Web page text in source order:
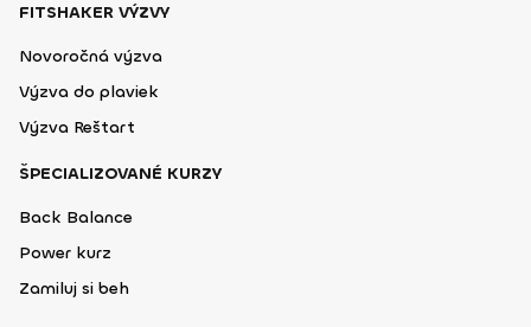
FITSHAKER VÝZVY
Novoročná výzva
Výzva do plaviek
Výzva Reštart
ŠPECIALIZOVANÉ KURZY
Back Balance
Power kurz
Zamiluj si beh